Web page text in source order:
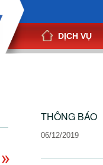
DỊCH VỤ
THÔNG BÁO
06/12/2019